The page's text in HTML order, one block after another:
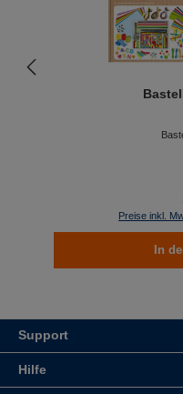
Preise inkl.
In
Support
Hilfe